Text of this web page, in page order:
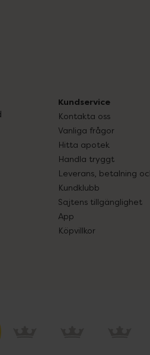
Kundservice
Kontakta oss
Vanliga frågor
Hitta apotek
Handla tryggt
Leverans, betalning
Kundklubb
Sajtens tillgänglighet
App
Köpvillkor